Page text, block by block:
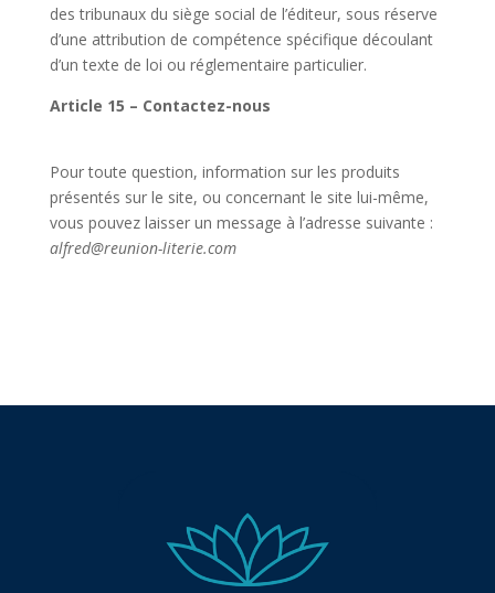
des tribunaux du siège social de l’éditeur, sous réserve
d’une attribution de compétence spécifique découlant
d’un texte de loi ou réglementaire particulier.
Article 15 – Contactez-nous
Pour toute question, information sur les produits
présentés sur le site, ou concernant le site lui-même,
vous pouvez laisser un message à l’adresse suivante :
alfred@reunion-literie.com